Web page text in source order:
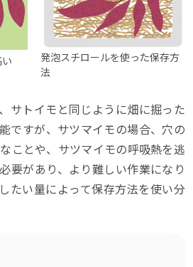
発泡スチロールを使った保存方
法
サトイモと同じように畑に掘った
ですが、サツマイモの場合、穴の
ことや、サツマイモの呼吸熱を逃
要があり、より難しい作業になり
たい量によって保存方法を使い分